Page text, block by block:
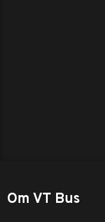
Om VT Bus